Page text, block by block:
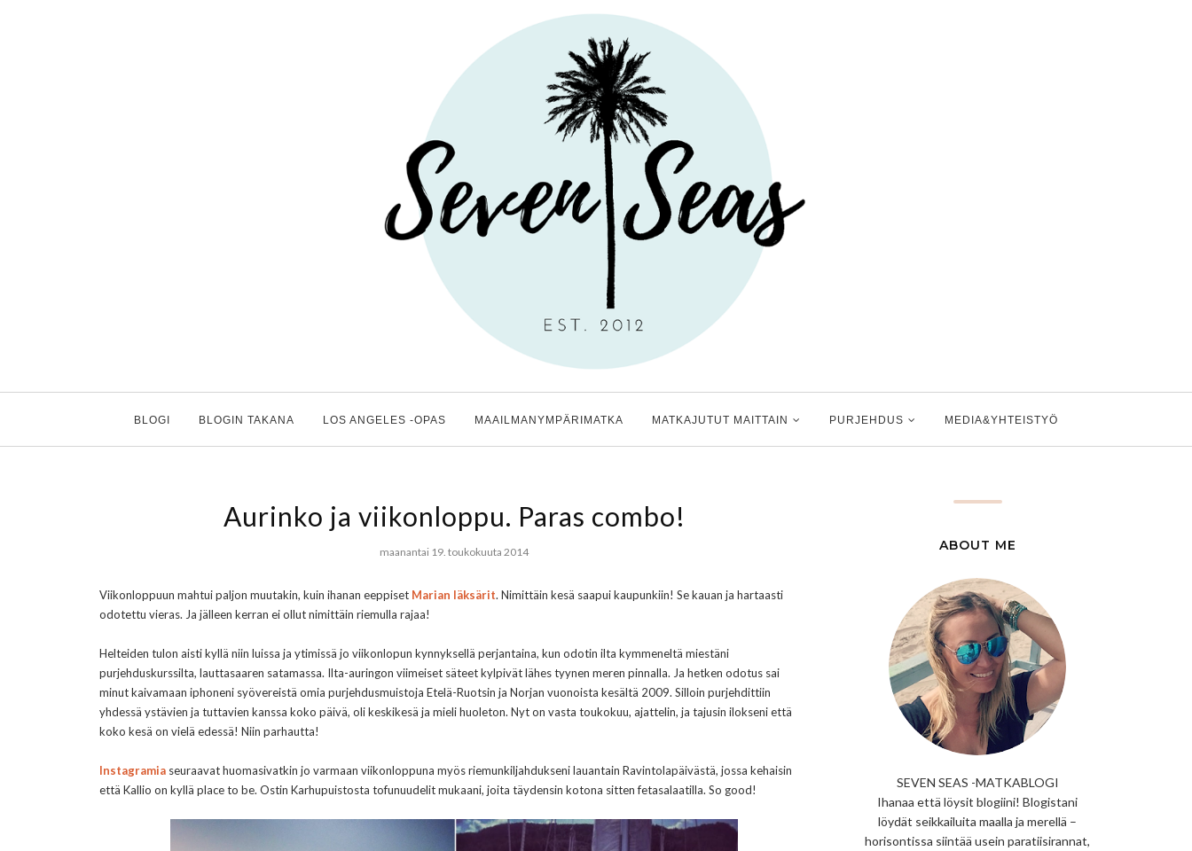
BLOGI BLOGIN TAKANA LOS ANGELES -OPAS MAAILMANYMPÄRIMATKA MATKAJUTUT MAITTAIN PURJEHDUS MEDIA&YHTEISTYÖ
Aurinko ja viikonloppu. Paras combo!
maanantai 19. toukokuuta 2014
Viikonloppuun mahtui paljon muutakin, kuin ihanan eeppiset Marian läksärit. Nimittäin kesä saapui kaupunkiin! Se kauan ja hartaasti
odotettu vieras. Ja jälleen kerran ei ollut nimittäin riemulla rajaa!
Helteiden tulon aisti kyllä niin luissa ja ytimissä jo viikonlopun kynnyksellä perjantaina, kun odotin ilta kymmeneltä miestäni
purjehduskurssilta, lauttasaaren satamassa. Ilta-auringon viimeiset säteet kylpivät lähes tyynen meren pinnalla. Ja hetken odotus sai
minut kaivamaan iphoneni syövereistä omia purjehdusmuistoja Etelä-Ruotsin ja Norjan vuonoista kesältä 2009. Silloin purjehdittiin
yhdessä ystävien ja tuttavien kanssa koko päivä, oli keskikesä ja mieli huoleton. Nyt on vasta toukokuu, ajattelin, ja tajusin ilokseni että
koko kesä on vielä edessä! Niin parhautta!
Instagramia seuraavat huomasivatkin jo varmaan viikonloppuna myös riemunkiljahdukseni lauantain Ravintolapäivästä, jossa kehaisin
että Kallio on kyllä place to be. Ostin Karhupuistosta tofunuudelit mukaani, joita täydensin kotona sitten fetasalaatilla. So good!
ABOUT ME
SEVEN SEAS -MATKABLOGI
Ihanaa että löysit blogiini! Blogistani
löydät seikkailuita maalla ja merellä –
horisontissa siintää usein paratiisirannat,